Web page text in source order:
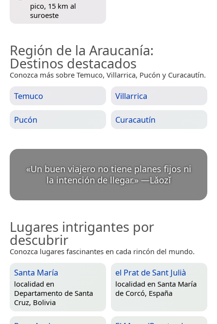
pico, 15 km al
suroeste
Región de la Araucanía:
Destinos destacados
Conozca más sobre Temuco, Villarrica, Pucón y Curacautín.
Temuco Villarrica
Pucón Curacautín
«Un buen viajero no tiene planes fijos ni
la intención de llegar.» —Lǎozǐ
Lugares intrigantes por
descubrir
Conozca lugares fascinantes en cada rincón del mundo.
Santa María
localidad en
Departamento de Santa
Cruz, Bolivia
el Prat de Sant Julià
localidad en Santa María
de Corcó, España